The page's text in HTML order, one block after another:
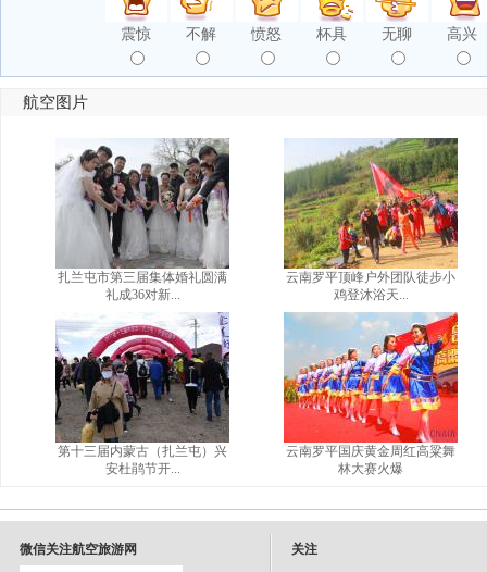
震惊 不解 愤怒 杯具 无聊 高兴
航空图片
扎兰屯市第三届集体婚礼圆满
礼成36对新...
第十三届内蒙古（扎兰屯）兴
安杜鹃节开...
云南罗平顶峰户外团队徒步小
鸡登沐浴天...
云南罗平国庆黄金周红高粱舞
林大赛火爆
微信关注航空旅游网 关注